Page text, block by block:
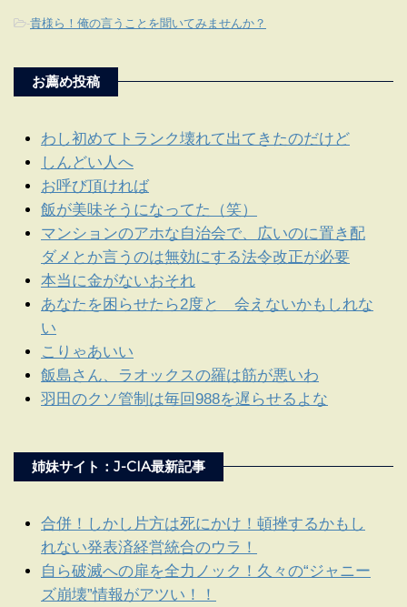
-貴様ら！俺の言うことを聞いてみませんか？
お薦め投稿
わし初めてトランク壊れて出てきたのだけど
しんどい人へ
お呼び頂ければ
飯が美味そうになってた（笑）
マンションのアホな自治会で、広いのに置き配
ダメとか言うのは無効にする法令改正が必要
本当に金がないおそれ
あなたを困らせたら2度と 会えないかもしれな
い
こりゃあいい
飯島さん、ラオックスの羅は筋が悪いわ
羽田のクソ管制は毎回988を遅らせるよな
姉妹サイト：J-CIA最新記事
合併！しかし片方は死にかけ！頓挫するかもし
れない発表済経営統合のウラ！
自ら破滅への扉を全力ノック！久々の“ジャニー
ズ崩壊”情報がアツい！！